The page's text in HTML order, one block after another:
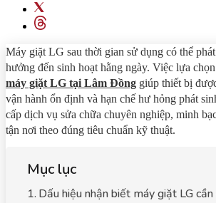
Máy giặt LG sau thời gian sử dụng có thể
hưởng đến sinh hoạt hằng ngày. Việc lựa
máy giặt LG tại Lâm Đồng giúp thiết bị
vận hành ổn định và hạn chế hư hỏng phát
cấp dịch vụ sửa chữa chuyên nghiệp, minh
tận nơi theo đúng tiêu chuẩn kỹ thuật.
Mục lục
Dấu hiệu nhận biết máy giặt LG